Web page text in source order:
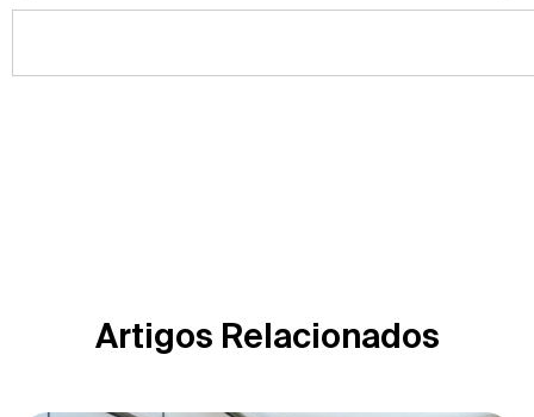
Artigos Relacionados